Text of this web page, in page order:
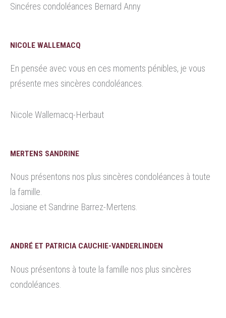
Sincéres condoléances Bernard Anny
NICOLE WALLEMACQ
En pensée avec vous en ces moments pénibles, je vous
présente mes sincères condoléances.
Nicole Wallemacq-Herbaut
MERTENS SANDRINE
Nous présentons nos plus sincères condoléances à toute
la famille.
Josiane et Sandrine Barrez-Mertens.
ANDRÉ ET PATRICIA CAUCHIE-VANDERLINDEN
Nous présentons à toute la famille nos plus sincères
condoléances.